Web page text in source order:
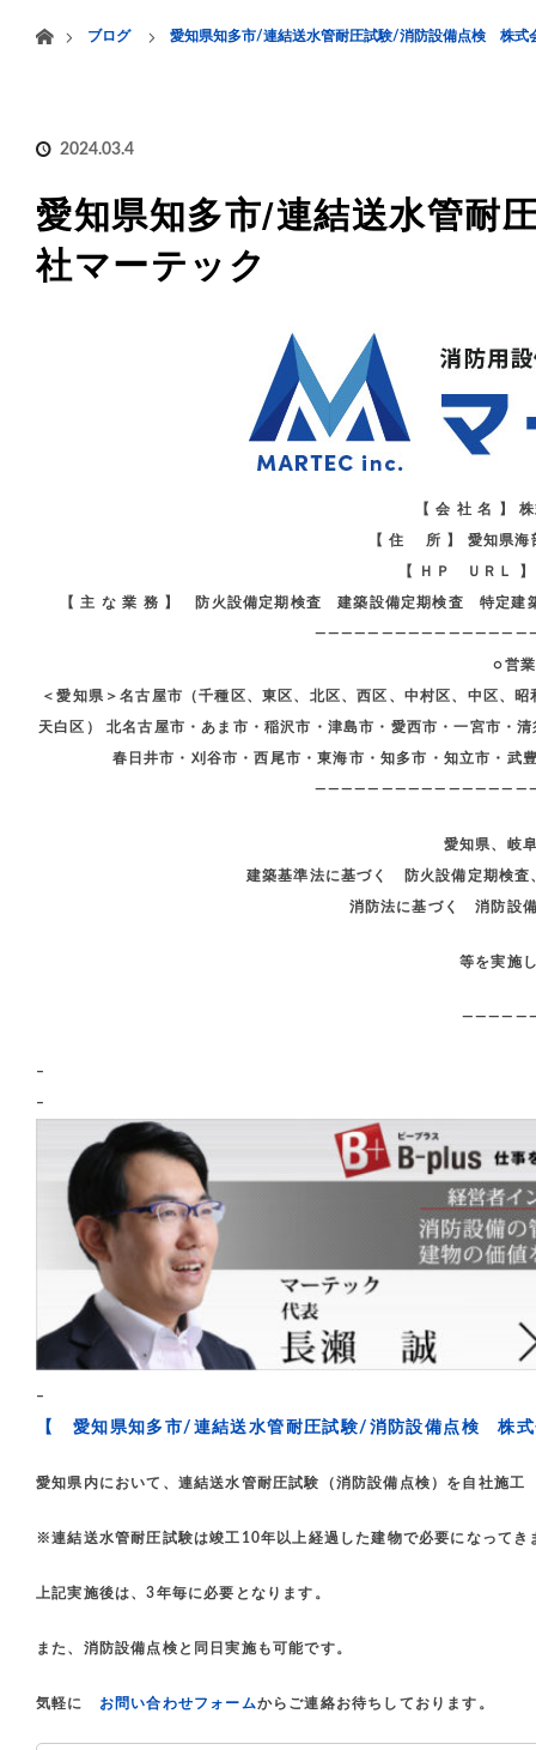
HOME 業務案内
ブログ
愛知県知多市/連結送水管耐圧試験/消防設備点検 株式
2024.03.4
愛知県知多市/連結送水管耐
社マーテック
【 会 社 名 】
【 住 所 】 愛知県海
【 ＨＰ ＵＲＬ
【 主 な 業 務 】 防火設備定期検査 建築設備定期検査 特定
○営
＜愛知県＞名古屋市（千種区、東区、北区、西区、中村区、中区、
天白区） 北名古屋市・あま市・稲沢市・津島市・愛西市・一宮市・
春日井市・刈谷市・西尾市・東海市・知多市・知立市・武
愛知県、岐
建築基準法に基づく 防火設備定期検査
消防法に基づく 消防設
等を実施
–
–
–
【 愛知県知多市/連結送水管耐圧試験/消防設備点検 株
愛知県内において、連結送水管耐圧試験（消防設備点検）を自社施工
※連結送水管耐圧試験は竣工10年以上経過した建物で必要になってき
上記実施後は、3年毎に必要となります。
また、消防設備点検と同日実施も可能です。
気軽に お問い合わせフォームからご連絡お待ちしております。